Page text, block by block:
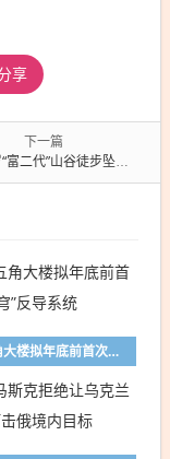
享
下一篇
步坠亡！警方：系遭未婚妻和情人联手推下峡谷
美媒：五角大楼拟年底前首次测试“金穹”反导系统